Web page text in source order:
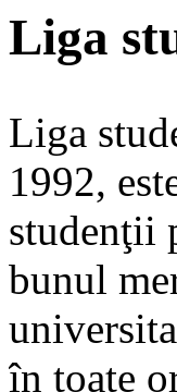
Liga
Liga
1992,
studenţii
bunul
în toate